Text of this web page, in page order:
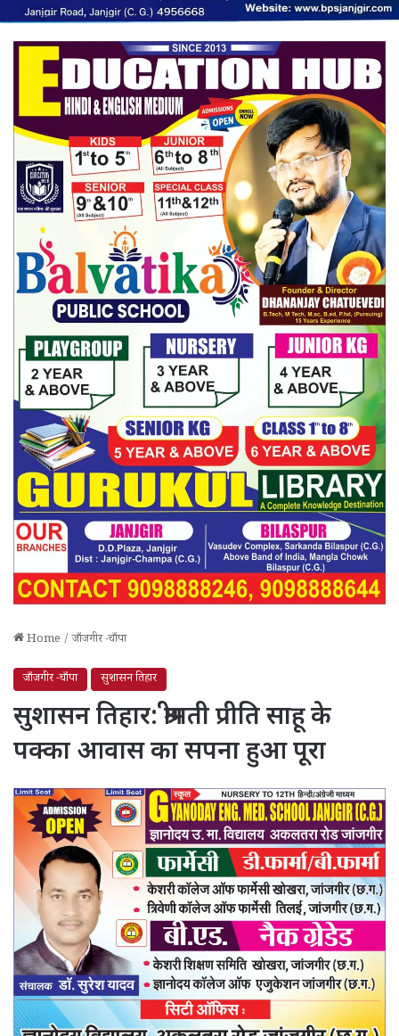
Home / जाँजगीर -चाँपा
जाँजगीर -चाँपा सुशासन तिहार
सुशासन तिहार: श्रीमती प्रीति साहू के
पक्का आवास का सपना हुआ पूरा